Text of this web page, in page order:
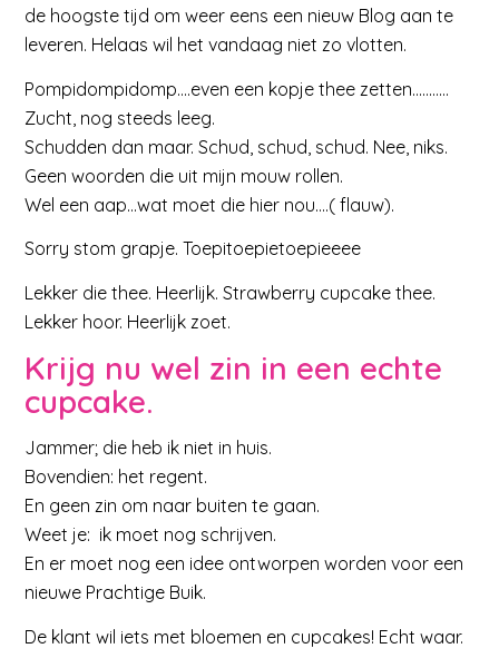
de hoogste tijd om weer eens een nieuw Blog aan te
leveren. Helaas wil het vandaag niet zo vlotten.
Pompidompidomp….even een kopje thee zetten………..
Zucht, nog steeds leeg.
Schudden dan maar. Schud, schud, schud. Nee, niks.
Geen woorden die uit mijn mouw rollen.
Wel een aap…wat moet die hier nou….( flauw).
Sorry stom grapje. Toepitoepietoepieeee
Lekker die thee. Heerlijk. Strawberry cupcake thee.
Lekker hoor. Heerlijk zoet.
Krijg nu wel zin in een echte
cupcake.
Jammer; die heb ik niet in huis.
Bovendien: het regent.
En geen zin om naar buiten te gaan.
Weet je: ik moet nog schrijven.
En er moet nog een idee ontworpen worden voor een
nieuwe Prachtige Buik.
De klant wil iets met bloemen en cupcakes! Echt waar.